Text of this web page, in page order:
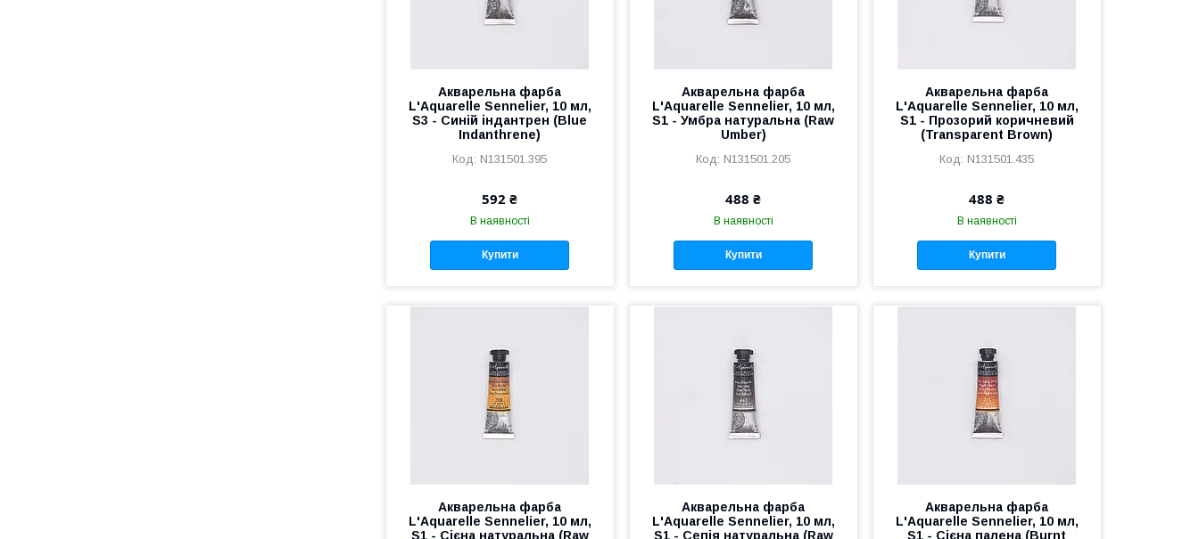
Акварельна фарба
L'Aquarelle Sennelier, 10 мл,
S3 - Синій індантрен (Blue
Indanthrene)
N131501.395
592 ₴
В наявності
Купити
Акварельна фарба
L'Aquarelle Sennelier, 10 мл,
S1 - Умбра натуральна (Raw
Umber)
N131501.205
488 ₴
В наявності
Купити
Акварельна фарба
L'Aquarelle Sennelier, 10 мл,
S1 - Прозорий коричневий
(Transparent Brown)
N131501.435
488 ₴
В наявності
Купити
​Акварельна фарба
L'Aquarelle Sennelier, 10 мл,
S1 - Сієна натуральна (Raw
Акварельна фарба
L'Aquarelle Sennelier, 10 мл,
S1 - Сепія натуральна (Raw
​Акварельна фарба
L'Aquarelle Sennelier, 10 мл,
S1 - Сієна палена (Burnt